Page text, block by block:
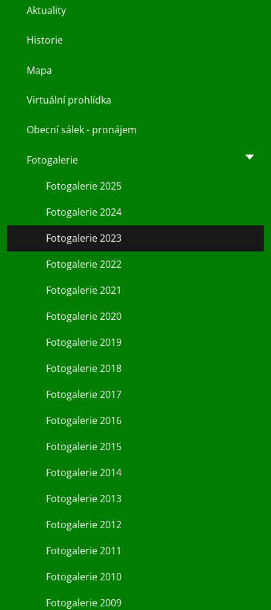
Aktuality
Historie
Mapa
Virtuální prohlídka
Obecní sálek - pronájem
Fotogalerie
Fotogalerie 2025
Fotogalerie 2024
Fotogalerie 2023
Fotogalerie 2022
Fotogalerie 2021
Fotogalerie 2020
Fotogalerie 2019
Fotogalerie 2018
Fotogalerie 2017
Fotogalerie 2016
Fotogalerie 2015
Fotogalerie 2014
Fotogalerie 2013
Fotogalerie 2012
Fotogalerie 2011
Fotogalerie 2010
Fotogalerie 2009